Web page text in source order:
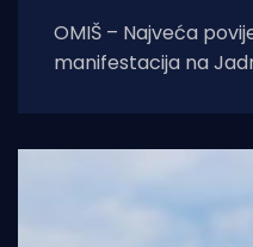
OMIŠ – Najveća
manifestacija na